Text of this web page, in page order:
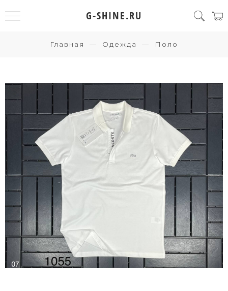
G-SHINE.RU
Главная Одежда Поло